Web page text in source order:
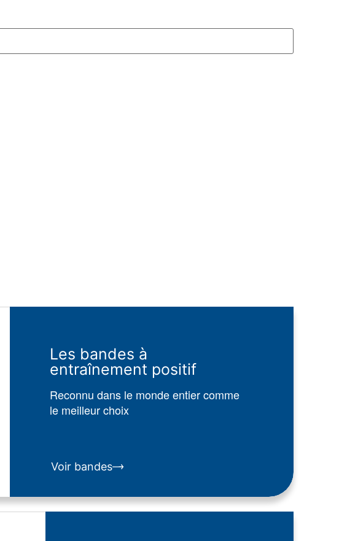
Les bandes à
entraînement positif
Reconnu dans le monde entier comme
le meilleur choix
Voir bandes